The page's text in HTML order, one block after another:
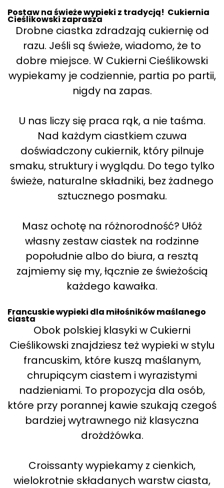
Postaw na świeże wypieki z tradycją! Cukiernia
Cieślikowski zaprasza
Drobne ciastka zdradzają cukiernię od
razu. Jeśli są świeże, wiadomo, że to
dobre miejsce. W Cukierni Cieślikowski
wypiekamy je codziennie, partia po partii,
nigdy na zapas.
U nas liczy się praca rąk, a nie taśma.
Nad każdym ciastkiem czuwa
doświadczony cukiernik, który pilnuje
smaku, struktury i wyglądu. Do tego tylko
świeże, naturalne składniki, bez żadnego
sztucznego posmaku.
Masz ochotę na różnorodność? Ułóż
własny zestaw ciastek na rodzinne
popołudnie albo do biura, a resztą
zajmiemy się my, łącznie ze świeżością
każdego kawałka.
Francuskie wypieki dla miłośników maślanego
ciasta
Obok polskiej klasyki w Cukierni
Cieślikowski znajdziesz też wypieki w stylu
francuskim, które kuszą maślanym,
chrupiącym ciastem i wyrazistymi
nadzieniami. To propozycja dla osób,
które przy porannej kawie szukają czegoś
bardziej wytrawnego niż klasyczna
drożdżówka.
Croissanty wypiekamy z cienkich,
wielokrotnie składanych warstw ciasta,